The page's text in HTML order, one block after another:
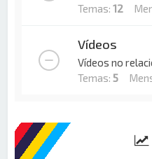
Temas:12
Vídeos
Vídeos no
Temas:5